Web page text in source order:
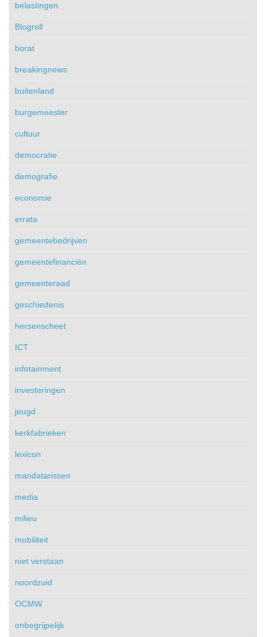
belastingen
Blogroll
borat
breakingnews
buitenland
burgemeester
cultuur
democratie
demografie
economie
errata
gemeentebedrijven
gemeentefinanciën
gemeenteraad
geschiedenis
hersenscheet
ICT
infotainment
investeringen
jeugd
kerkfabrieken
lexicon
mandatarissen
media
milieu
mobiliteit
niet verstaan
noordzuid
OCMW
onbegrijpelijk